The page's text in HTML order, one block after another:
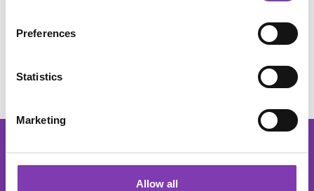
Preferences
Statistics
Marketing
Allow all
Abonniere den kostenlosen Newsletter und verpasse keine
Neuigkeiten oder Aktionen mehr.